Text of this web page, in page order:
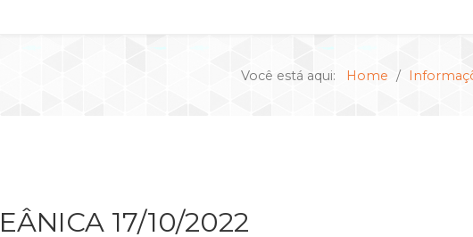
Você está aqui: Home
17/10/2022